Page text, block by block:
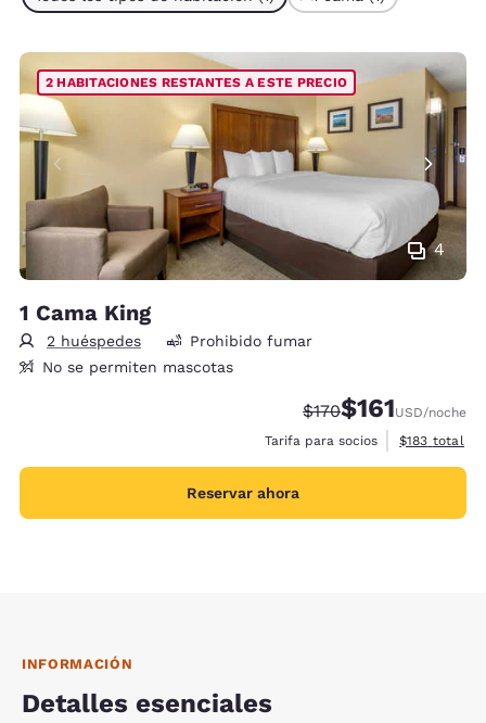
4
2 HABITACIONES RESTANTES A ESTE PRECIO
1 Cama King
2 huéspedes
Prohibido fumar
No se permiten mascotas
Precio tachado:
$170Precio con
$161USD/noche
Tarifa para socios
Ver detalles
$183 total
Reservar ahora
INFORMACIÓN
Detalles esenciales